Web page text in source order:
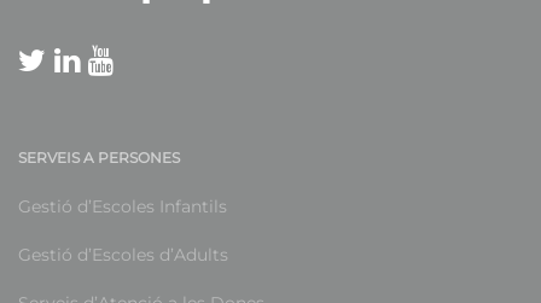
SERVEIS A PERSONES
Gestió d’Escoles Infantils
Gestió d’Escoles d’Adults